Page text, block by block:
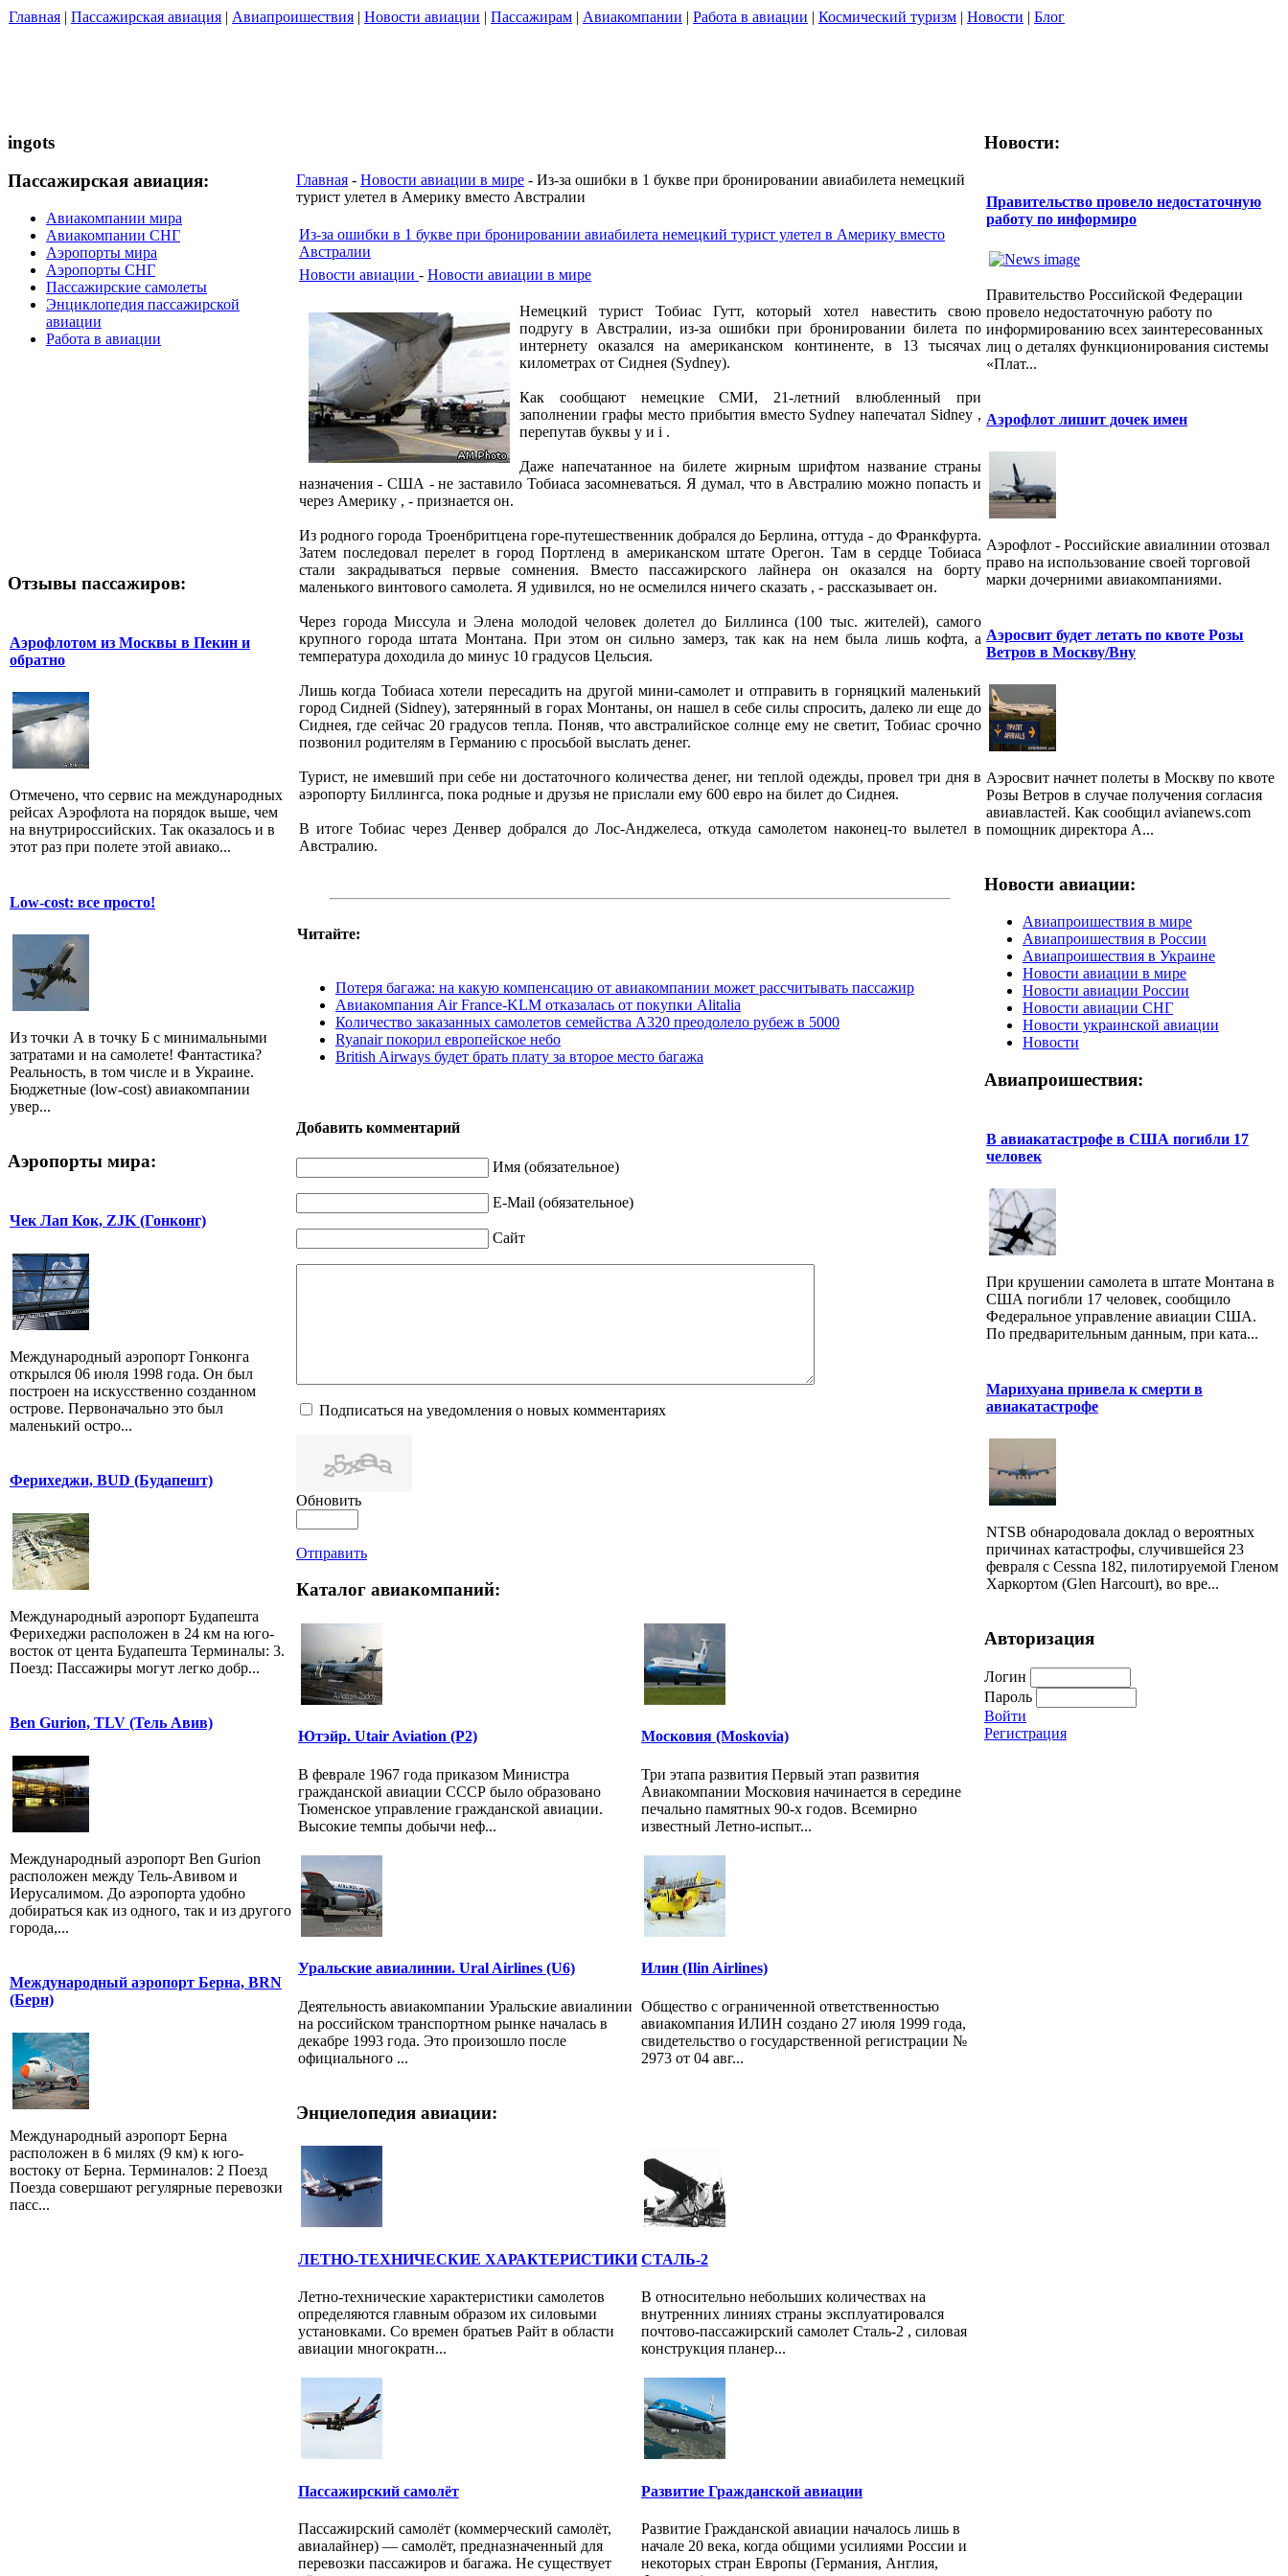
Главная | Пассажирская авиация | Авиапроишествия | Новости авиации | Пассажирам | Авиакомпании | Работа в авиации | Космический туризм | Новости | Блог
ingots
Пассажирская авиация:
Авиакомпании мира
Авиакомпании СНГ
Аэропорты мира
Аэропорты СНГ
Пассажирские самолеты
Энциклопедия пассажирской
авиации
Работа в авиации
Отзывы пассажиров:
Аэрофлотом из Москвы в Пекин и
обратно
Отмечено, что сервис на международных
рейсах Аэрофлота на порядок выше, чем
на внутрироссийских. Так оказалось и в
этот раз при полете этой авиако...
Low-cost: все просто!
Из точки А в точку Б с минимальными
затратами и на самолете! Фантастика?
Реальность, в том числе и в Украине.
Бюджетные (low-cost) авиакомпании
увер...
Аэропорты мира:
Чек Лап Кок, ZJK (Гонконг)
Международный аэропорт Гонконга
открылся 06 июля 1998 года. Он был
построен на искусственно созданном
острове. Первоначально это был
маленький остро...
Ферихеджи, BUD (Будапешт)
Международный аэропорт Будапешта
Ферихеджи расположен в 24 км на юго-
восток от цента Будапешта Терминалы: 3.
Поезд: Пассажиры могут легко добр...
Ben Gurion, TLV (Тель Авив)
Международный аэропорт Ben Gurion
расположен между Тель-Авивом и
Иерусалимом. До аэропорта удобно
добираться как из одного, так и из другого
города,...
Международный аэропорт Берна, BRN
(Берн)
Международный аэропорт Берна
расположен в 6 милях (9 км) к юго-
востоку от Берна. Терминалов: 2 Поезд
Поезда совершают регулярные перевозки
пасс...
Главная - Новости авиации в мире - Из-за ошибки в 1 букве при бронировании авиабилета немецкий
турист улетел в Америку вместо Австралии
Из-за ошибки в 1 букве при бронировании авиабилета немецкий турист улетел в Америку вместо
Австралии
Новости авиации - Новости авиации в мире
Немецкий турист Тобиас Гутт, который хотел навестить свою
подругу в Австралии, из-за ошибки при бронировании билета по
интернету оказался на американском континенте, в 13 тысячах
километрах от Сиднея (Sydney).
Как сообщают немецкие СМИ, 21-летний влюбленный при
заполнении графы место прибытия вместо Sydney напечатал Sidney ,
перепутав буквы y и i .
Даже напечатанное на билете жирным шрифтом название страны
назначения - США - не заставило Тобиаса засомневаться. Я думал, что в Австралию можно попасть и
через Америку , - признается он.
Из родного города Троенбритцена горе-путешественник добрался до Берлина, оттуда - до Франкфурта.
Затем последовал перелет в город Портленд в американском штате Орегон. Там в сердце Тобиаса
стали закрадываться первые сомнения. Вместо пассажирского лайнера он оказался на борту
маленького винтового самолета. Я удивился, но не осмелился ничего сказать , - рассказывает он.
Через города Миссула и Элена молодой человек долетел до Биллинса (100 тыс. жителей), самого
крупного города штата Монтана. При этом он сильно замерз, так как на нем была лишь кофта, а
температура доходила до минус 10 градусов Цельсия.
Лишь когда Тобиаса хотели пересадить на другой мини-самолет и отправить в горняцкий маленький
город Сидней (Sidney), затерянный в горах Монтаны, он нашел в себе силы спросить, далеко ли еще до
Сиднея, где сейчас 20 градусов тепла. Поняв, что австралийское солнце ему не светит, Тобиас срочно
позвонил родителям в Германию с просьбой выслать денег.
Турист, не имевший при себе ни достаточного количества денег, ни теплой одежды, провел три дня в
аэропорту Биллингса, пока родные и друзья не прислали ему 600 евро на билет до Сиднея.
В итоге Тобиас через Денвер добрался до Лос-Анджелеса, откуда самолетом наконец-то вылетел в
Австралию.
Читайте:
Потеря багажа: на какую компенсацию от авиакомпании может рассчитывать пассажир
Авиакомпания Air France-KLM отказалась от покупки Alitalia
Количество заказанных самолетов семейства A320 преодолело рубеж в 5000
Ryanair покорил европейское небо
British Airways будет брать плату за второе место багажа
Добавить комментарий
Имя (обязательное)
E-Mail (обязательное)
Сайт
Подписаться на уведомления о новых комментариях
Обновить
Отправить
Каталог авиакомпаний:
Ютэйр. Utair Aviation (P2)
В феврале 1967 года приказом Министра
гражданской авиации СССР было образовано
Тюменское управление гражданской авиации.
Высокие темпы добычи неф...
Московия (Moskovia)
Три этапа развития Первый этап развития
Авиакомпании Московия начинается в середине
печально памятных 90-х годов. Всемирно
известный Летно-испыт...
Уральские авиалинии. Ural Airlines (U6)
Деятельность авиакомпании Уральские авиалинии
на российском транспортном рынке началась в
декабре 1993 года. Это произошло после
официального ...
Илин (Ilin Airlines)
Общество с ограниченной ответственностью
авиакомпания ИЛИН создано 27 июля 1999 года,
свидетельство о государственной регистрации №
2973 от 04 авг...
Энциелопедия авиации:
ЛЕТНО-ТЕХНИЧЕСКИЕ ХАРАКТЕРИСТИКИ
Летно-технические характеристики самолетов
определяются главным образом их силовыми
установками. Со времен братьев Райт в области
авиации многократн...
СТАЛЬ-2
В относительно небольших количествах на
внутренних линиях страны эксплуатировался
почтово-пассажирский самолет Cтaль-2 , силовая
конструкция планер...
Пассажирский самолёт
Пассажирский самолёт (коммерческий самолёт,
авиалайнер) — самолёт, предназначенный для
перевозки пассажиров и багажа. Не существует
Развитие Гражданской авиации
Развитие Гражданской авиации началось лишь в
начале 20 века, когда общими усилиями России и
некоторых стран Европы (Германия, Англия,
Новости:
Правительство провело недостаточную
работу по информиро
Правительство Российской Федерации
провело недостаточную работу по
информированию всех заинтересованных
лиц о деталях функционирования системы
«Плат...
Аэрофлот лишит дочек имен
Аэрофлот - Российские авиалинии отозвал
право на использование своей торговой
марки дочерними авиакомпаниями.
Аэросвит будет летать по квоте Розы
Ветров в Москву/Вну
Аэросвит начнет полеты в Москву по квоте
Розы Ветров в случае получения согласия
авиавластей. Как сообщил avianews.com
помощник директора А...
Новости авиации:
Авиапроишествия в мире
Авиапроишествия в России
Авиапроишествия в Украине
Новости авиации в мире
Новости авиации России
Новости авиации СНГ
Новости украинской авиации
Новости
Авиапроишествия:
В авиакатастрофе в США погибли 17
человек
При крушении самолета в штате Монтана в
США погибли 17 человек, сообщило
Федеральное управление авиации США.
По предварительным данным, при ката...
Марихуана привела к смерти в
авиакатастрофе
NTSB обнародовала доклад о вероятных
причинах катастрофы, случившейся 23
февраля с Cessna 182, пилотируемой Гленом
Харкортом (Glen Harcourt), во вре...
Авторизация
Логин
Пароль
Войти
Регистрация